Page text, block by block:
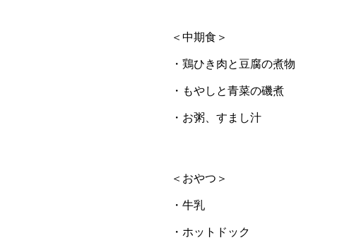
＜中期食＞
・鶏ひき肉と豆腐の煮物
・もやしと青菜の磯煮
・お粥、すまし汁
＜おやつ＞
・牛乳
・ホットドック